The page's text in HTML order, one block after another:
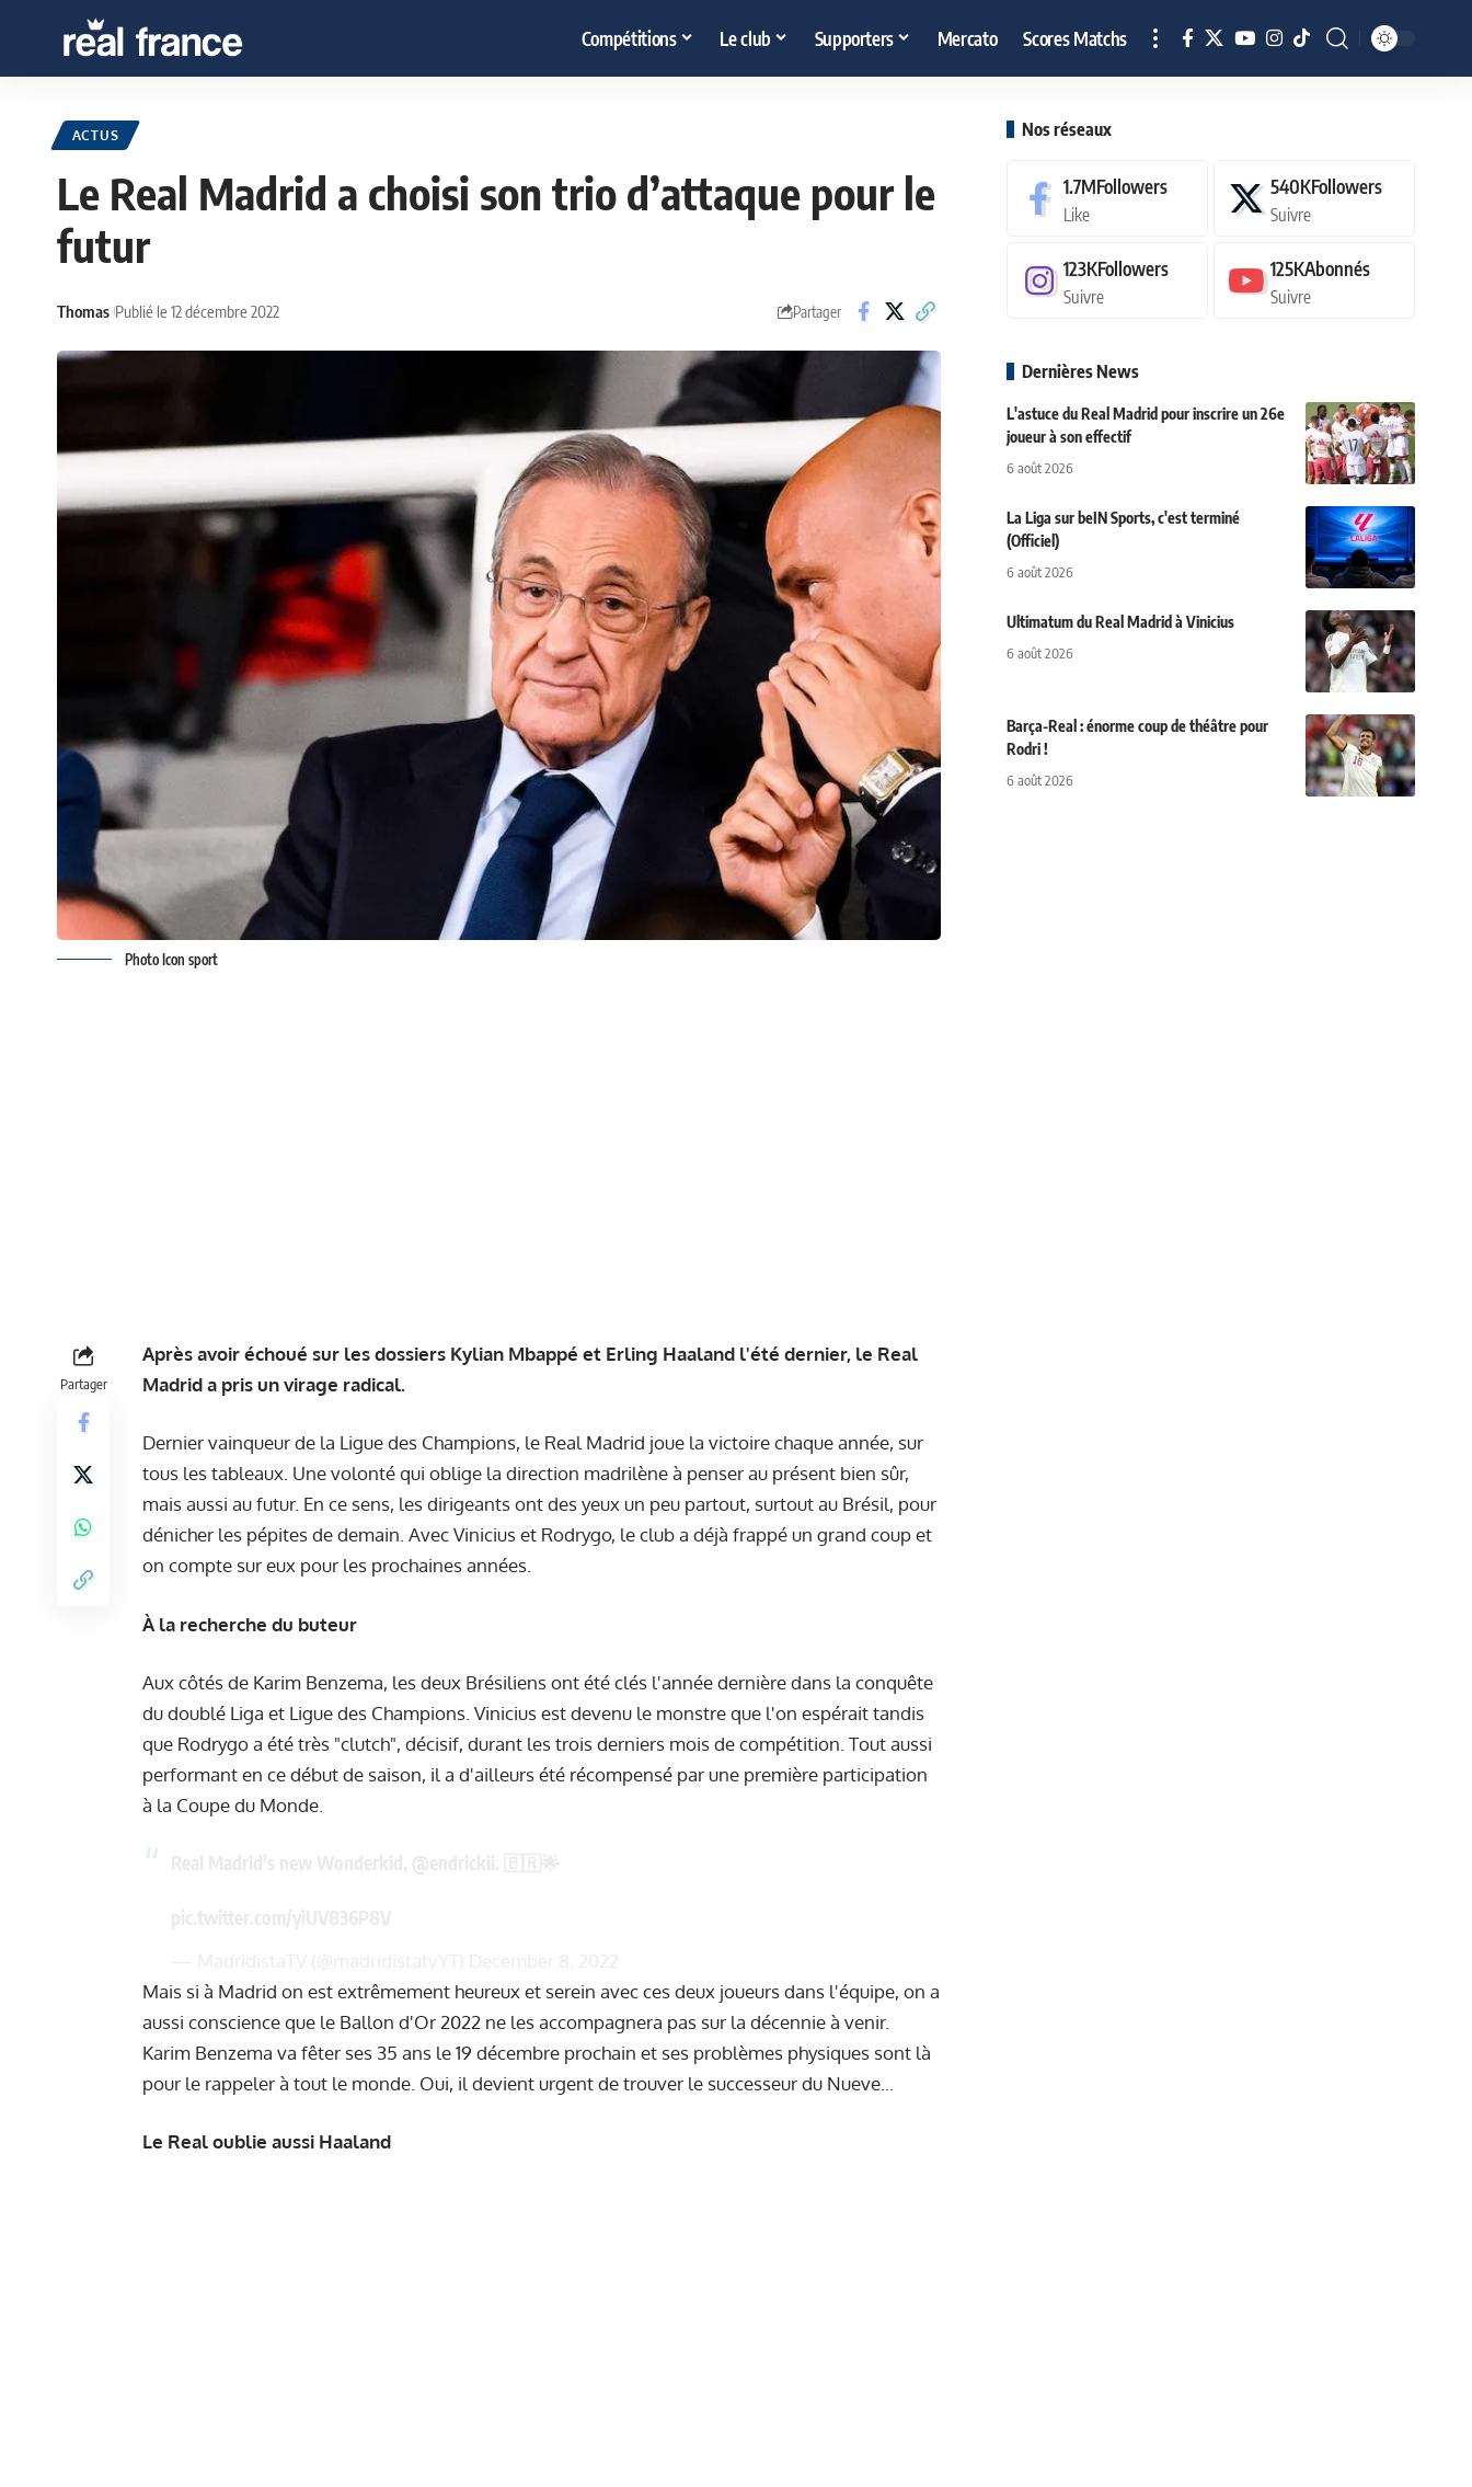
Compétitions Le club Supporters Mercato Scores Matchs
ACTUS
Le Real Madrid a choisi son trio d’attaque pour le
futur
Thomas Publié le 12 décembre 2022 Partager
Photo Icon sport
Partager
Après avoir échoué sur les dossiers Kylian Mbappé et Erling Haaland l'été dernier, le Real
Madrid a pris un virage radical.
Dernier vainqueur de la Ligue des Champions, le Real Madrid joue la victoire chaque année, sur
tous les tableaux. Une volonté qui oblige la direction madrilène à penser au présent bien sûr,
mais aussi au futur. En ce sens, les dirigeants ont des yeux un peu partout, surtout au Brésil, pour
dénicher les pépites de demain. Avec Vinicius et Rodrygo, le club a déjà frappé un grand coup et
on compte sur eux pour les prochaines années.
À la recherche du buteur
Aux côtés de Karim Benzema, les deux Brésiliens ont été clés l'année dernière dans la conquête
du doublé Liga et Ligue des Champions. Vinicius est devenu le monstre que l'on espérait tandis
que Rodrygo a été très "clutch", décisif, durant les trois derniers mois de compétition. Tout aussi
performant en ce début de saison, il a d'ailleurs été récompensé par une première participation
à la Coupe du Monde.
Mais si à Madrid on est extrêmement heureux et serein avec ces deux joueurs dans l'équipe, on a
aussi conscience que le Ballon d'Or 2022 ne les accompagnera pas sur la décennie à venir.
Karim Benzema va fêter ses 35 ans le 19 décembre prochain et ses problèmes physiques sont là
pour le rappeler à tout le monde. Oui, il devient urgent de trouver le successeur du Nueve...
Le Real oublie aussi Haaland
Nos réseaux
1.7MFollowers
Like
540KFollowers
Suivre
123KFollowers
Suivre
125KAbonnés
Suivre
Dernières News
L'astuce du Real Madrid pour inscrire un 26e
joueur à son effectif
6 août 2026
La Liga sur beIN Sports, c'est terminé
(Officiel)
6 août 2026
Ultimatum du Real Madrid à Vinicius
6 août 2026
Barça-Real : énorme coup de théâtre pour
Rodri !
6 août 2026